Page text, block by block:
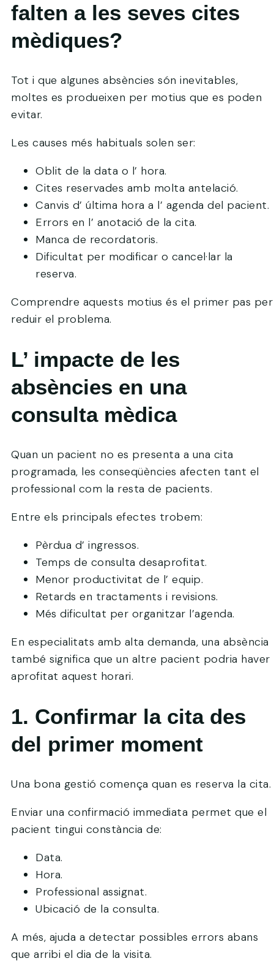
falten a les seves cites
mèdiques?
Tot i que algunes absències són inevitables,
moltes es produeixen per motius que es poden
evitar.
Les causes més habituals solen ser:
Oblit de la data o l’ hora.
Cites reservades amb molta antelació.
Canvis d’ última hora a l’ agenda del pacient.
Errors en l’ anotació de la cita.
Manca de recordatoris.
Dificultat per modificar o cancel·lar la
reserva.
Comprendre aquests motius és el primer pas per
reduir el problema.
L’ impacte de les
absències en una
consulta mèdica
Quan un pacient no es presenta a una cita
programada, les conseqüències afecten tant el
professional com la resta de pacients.
Entre els principals efectes trobem:
Pèrdua d’ ingressos.
Temps de consulta desaprofitat.
Menor productivitat de l’ equip.
Retards en tractaments i revisions.
Més dificultat per organitzar l’agenda.
En especialitats amb alta demanda, una absència
també significa que un altre pacient podria haver
aprofitat aquest horari.
1. Confirmar la cita des
del primer moment
Una bona gestió comença quan es reserva la cita.
Enviar una confirmació immediata permet que el
pacient tingui constància de:
Data.
Hora.
Professional assignat.
Ubicació de la consulta.
A més, ajuda a detectar possibles errors abans
que arribi el dia de la visita.